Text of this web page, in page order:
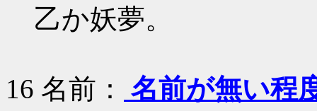
乙か妖夢。
16 名前：
名前が無い程